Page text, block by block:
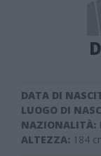
DATA DI
LUOGO DI
NAZIONALITÀ:
ALTEZZA: 184